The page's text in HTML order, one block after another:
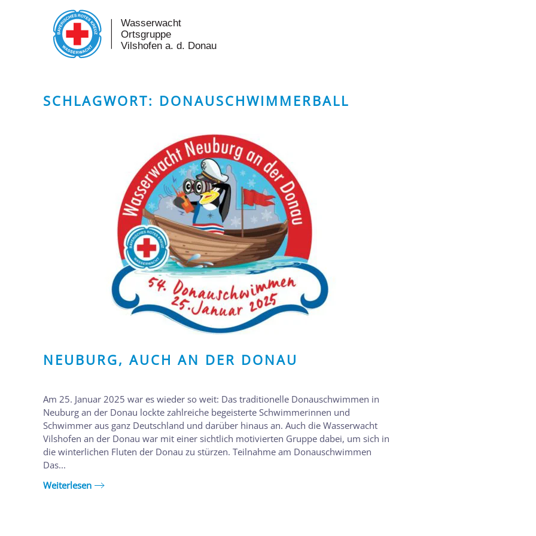
Skip to main content
SCHLAGWORT: DONAUSCHWIMMERBALL
NEUBURG, AUCH AN DER DONAU
Am 25. Januar 2025 war es wieder so weit: Das traditionelle Donauschwimmen in
Neuburg an der Donau lockte zahlreiche begeisterte Schwimmerinnen und
Schwimmer aus ganz Deutschland und darüber hinaus an. Auch die Wasserwacht
Vilshofen an der Donau war mit einer sichtlich motivierten Gruppe dabei, um sich in
die winterlichen Fluten der Donau zu stürzen. Teilnahme am Donauschwimmen
Das...
Weiterlesen